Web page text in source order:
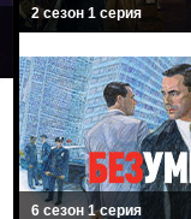
2 сезон 1 серия
6 сезон 1 серия